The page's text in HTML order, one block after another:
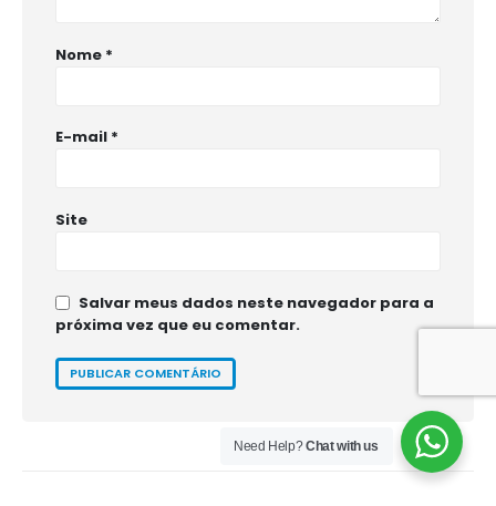
Nome *
E-mail *
Site
Salvar meus dados neste navegador para a
próxima vez que eu comentar.
Need Help?Chat with us